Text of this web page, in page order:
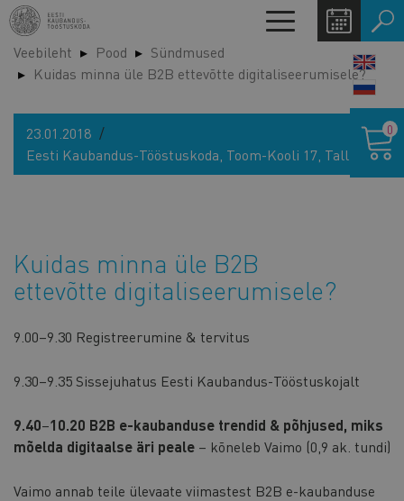
Liigu
edasi
põhisisu
juurde
Toggle
navigation
Veebileht Pood
Sündmused
Kuidas minna üle B2B ettevõtte digitaliseerumisele?
23.01.2018
Eesti Kaubandus-Tööstuskoda, Toom-Kooli 17, Tallinn
Kuidas minna üle B2B
ettevõtte digitaliseerumisele?
9.00–9.30 Registreerumine & tervitus
9.30–9.35 Sissejuhatus Eesti Kaubandus-Tööstuskojalt
9.40–10.20 B2B e-kaubanduse trendid & põhjused, miks
mõelda digitaalse äri peale – kõneleb Vaimo (0,9 ak. tundi)
Vaimo annab teile ülevaate viimastest B2B e-kaubanduse
0